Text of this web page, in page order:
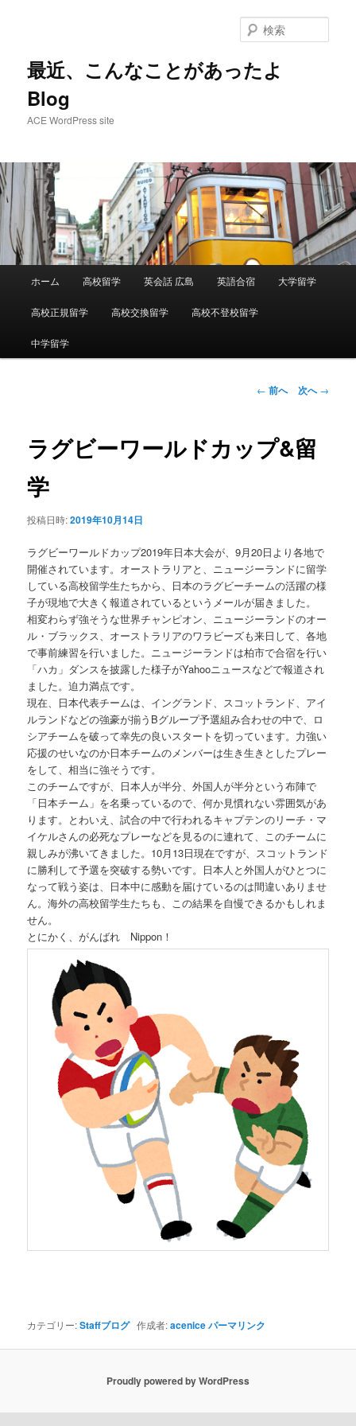
移
動
最近、こんなことがあったよ
Blog
ACE WordPress site
索
ュ
ホーム 高校留学 英会話 広島 英語合宿 大学留学
高校正規留学 高校交換留学 高校不登校留学
中学留学
投
ビ
ゲ
← 前へ 次へ→
ラグビーワールドカップ&留
学
投稿日時:2019年10月14日
ラグビーワールドカップ2019年日本大会が、9月20日より各地で
開催されています。オーストラリアと、ニュージーランドに留学
している高校留学生たちから、日本のラグビーチームの活躍の様
子が現地で大きく報道されているというメールが届きました。
相変わらず強そうな世界チャンピオン、ニュージーランドのオー
ル・ブラックス、オーストラリアのワラビーズも来日して、各地
で事前練習を行いました。ニュージーランドは柏市で合宿を行い
「ハカ」ダンスを披露した様子がYahooニュースなどで報道され
ました。迫力満点です。
現在、日本代表チームは、イングランド、スコットランド、アイ
ルランドなどの強豪が揃うBグループ予選組み合わせの中で、ロ
シアチームを破って幸先の良いスタートを切っています。力強い
応援のせいなのか日本チームのメンバーは生き生きとしたプレー
をして、相当に強そうです。
このチームですが、日本人が半分、外国人が半分という布陣で
「日本チーム」を名乗っているので、何か見慣れない雰囲気があ
ります。とわいえ、試合の中で行われるキャプテンのリーチ・マ
イケルさんの必死なプレーなどを見るのに連れて、このチームに
親しみが沸いてきました。10月13日現在ですが、スコットランド
に勝利して予選を突破する勢いです。日本人と外国人がひとつに
なって戦う姿は、日本中に感動を届けているのは間違いありませ
ん。海外の高校留学生たちも、この結果を自慢できるかもしれま
せん。
とにかく、がんばれ Nippon！
カテゴリー:Staffブログ作成者:aceniceパーマリンク
Proudly powered by WordPress